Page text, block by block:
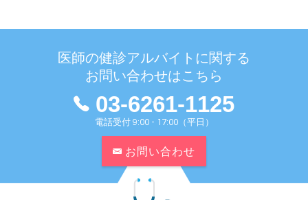
医師の健診アルバイトに関する
お問い合わせはこちら
03-6261-1125
電話受付 9:00 - 17:00（平日）
お問い合わせ